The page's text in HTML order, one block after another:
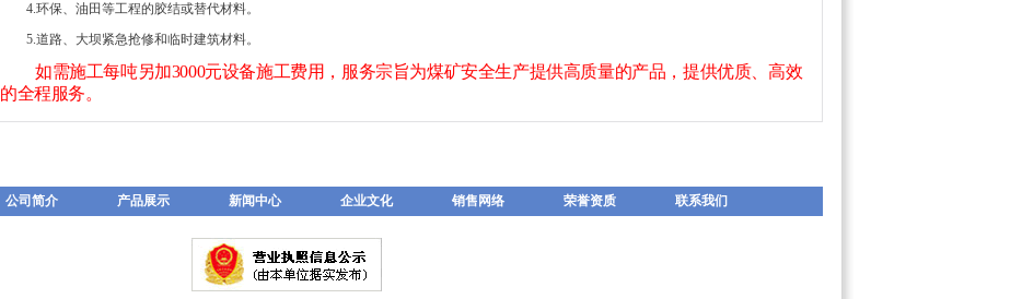
4.环保、油田等工程的胶结或替代材料。
5.道路、大坝紧急抢修和临时建筑材料。
如需施工每吨另加3000元设备施工费用，服务宗旨为煤矿安全生产提供高质量的产品，提供优质、高效
的全程服务。
公司简介 产品展示 新闻中心 企业文化 销售网络 荣誉资质 联系我们